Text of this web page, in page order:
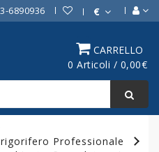
6890936 €
CARRELLO
0 Articoli / 0,00€
Professionale